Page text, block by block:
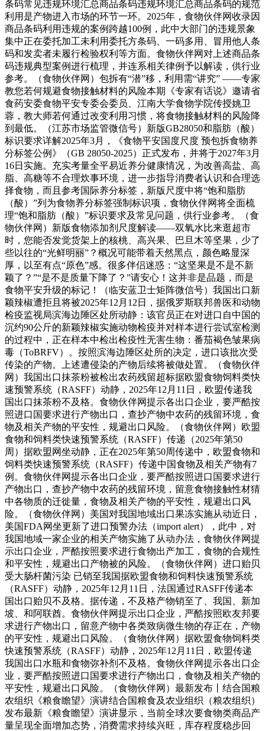
条码常见违规环境汇总商品条码违规环境汇总商品条码的规范
利用是产物进入市场的环节一环。2025年，食物伙伴网收录因
商品条码利用违规的案例跨越100例，此中大部门的违规景象
集中正在委托加工未利用委托方条码、一码多用、冒用他人条
码和发卖者未履行检验权利等方面。食物伙伴网对上述商品条
码违规典型案例进行梳理，并连系相关律例予以解读，供行业
参考。（食物伙伴网）包拆有“潜”移，利用需“讲究” ——专家
教您若何规避食物接触材料的风险本期《专家有话说》邀请省
食药安委食物平安专委会委员、江南大学食物学院传授姚卫
蓉，教大师若何通过改变利用习惯，将食物接触材料的风险降
到最低。（江苏市场监管微信号）新版GB28050和脂肪（酸）
标识要求详解2025年3月，《食物平安国度尺度 预包拆食物养
分标签公例》（GB 28050-2025）正式发布，并将于2027年3月
16日实施。充实考量全平易近养分健康情况，为改善高盐、高
脂、高糖等不合理炊事环境，进一步指导消费者认识和合理选
择食物，而且参考国际养分标签，新版尺度中将“饱和脂肪
（酸）”列为食物养分标签强制标识项，食物伙伴网将全面梳
理“饱和脂肪（酸）”标识要求及常见问题，供行业参考。（食
物伙伴网）新版食物添加剂尺度解读——双氧水比来逛超市
时，您能否发觉货架上的核桃、高兴果、巴旦木等坚果，少了
些以往的“光鲜明丽”？概况可能带着天然黑点，颜色略显深
厚，以至有点“原色”感。很多伴侣迷惑：“这坚果是不是不新
颖了？”“是不是质量下降了？”请安心！这并非是品题，而是
食物平安升级的标记！（临安蓝卫士矩阵微信号）我国出口新
颖辣椒遭拒且将被2025年12月12日，据俄罗斯联邦兽医和动物
检疫监视局滨海边陲区处所动静：该官员正在对进口自中国的
沉约90公斤的新颖辣椒实施动物检疫并对样本进行尝试室检测
的过程中，正在样本中检出检疫性无害生物：番茄褐色皱果病
毒（ToBRFV）。按照滨海边陲区处所的决定，进口该批次受
传染的产物。上述遭侵染的产物后续将被做处置。（食物伙伴
网）我国出口抹茶粉被检出农药残留超标据欧盟食物饲料类快
速预警系统（RASFF）动静，2025年12月11日，欧盟传递我
国出口抹茶粉不及格。食物伙伴网提示各出口企业，要严酷按
照进口国要求进行产物出口，查抄产物中农药的残留环境，食
物及相关产物的平安性，规避出口风险。（食物伙伴网）欧盟
食物和饲料类快速预警系统（RASFF）传递（2025年第50
周）据欧盟网坐动静，正在2025年第50周传递中，欧盟食物和
饲料类快速预警系统（RASFF）传递中国食物及相关产物有7
例。食物伙伴网提示各出口企业，要严酷按照进口国要求进行
产物出口，查抄产物中农药的残留环境，留意食物接触性材猜
中各物质的迁徙量，食物及相关产物的平安性，规避出口风
险。（食物伙伴网）美国对我国地域出口果冻实施从动近日，
美国FDA网坐更新了进口预警办法（import alert），此中，对
我国地域一家企业的相关产物实施了从动办法，食物伙伴网提
示出口企业，严酷按照要求进行食物出产加工，食物的合规性
和平安性，规避出口产物被的风险。（食物伙伴网）进口贻贝
受大肠杆菌污染 已销至我国据欧盟食物和饲料快速预警系统
（RASFF）动静，2025年12月11日，法国通过RASFF传递本
国出口贻贝不及格。据传递，不及格产物销至了、我国、新加
坡、和阿联酋。食物伙伴网提示出口企业，严酷按照欧友邦要
求进行产物出口，留意产物中各类致病微生物的存正在，产物
的平安性，规避出口风险。（食物伙伴网）据欧盟食物饲料类
快速预警系统（RASFF）动静，2025年12月11日，欧盟传递
我国出口水瓶和食物弥补剂不及格。食物伙伴网提示各出口企
业，要严酷按照进口国要求进行产物出口，食物及相关产物的
平安性，规避出口风险。（食物伙伴网）最新发布丨结合国粮
农组织《粮食瞻望》演讲结合国粮食及农业组织（粮农组织）
发布最新《粮食瞻望》演讲显示，当前全球次要食物类商品产
量呈现全面增加态势，消费需求持续兴旺，库存程度稳步回